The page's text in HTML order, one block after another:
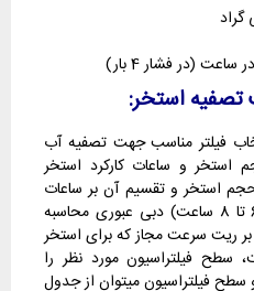
تصفیه استخر:
فیلتر مناسب جهت تصفیه آب
و ساعات کارکرد استخر
استخر و تقسیم آن بر ساعات
کارکرد فیلتر (بطور معمول بین 6 تا 8 ساعت) دبی عبوری محاسبه
ریت سرعت مجاز که برای استخر
سطح فیلتراسیون مورد نظر را
فیلتراسیون میتوان از جدول